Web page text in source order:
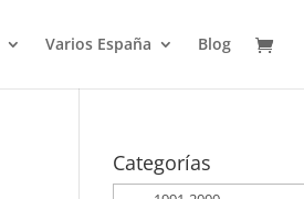
Varios España Blog
Categorías